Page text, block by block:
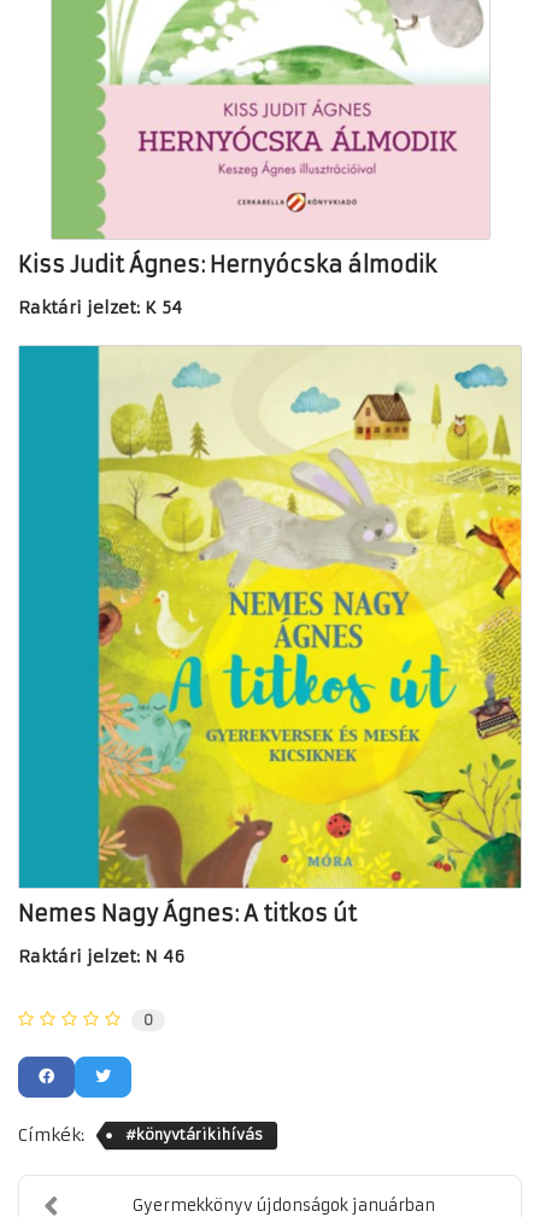
Kiss Judit Ágnes: Hernyócska álmodik
Raktári jelzet: K 54
Nemes Nagy Ágnes: A titkos út
Raktári jelzet: N 46
0
Címkék: #könyvtárikihívás
Gyermekkönyv újdonságok januárban